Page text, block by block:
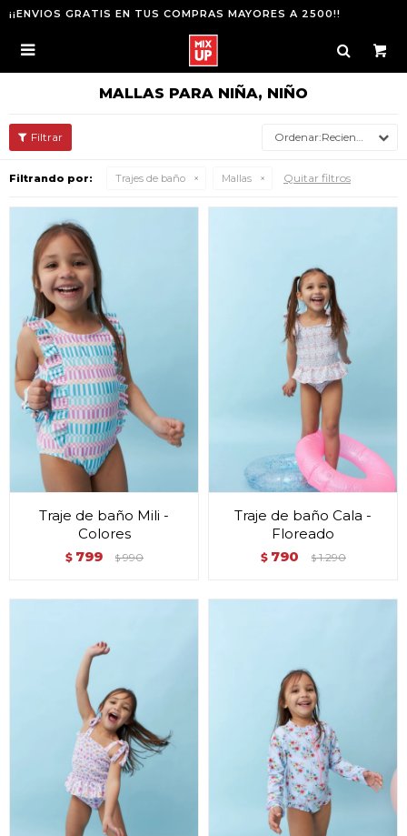
¡¡ENVIOS GRATIS EN TUS COMPRAS MAYORES A 2500!!

MALLAS PARA NIÑA, NIÑO
Recientes
Filtrando por: Trajes de baño Mallas Quitar filtros
Traje de baño Mili -
Colores
$ 799 $ 990
Traje de baño Cala -
Floreado
$ 790 $ 1.290